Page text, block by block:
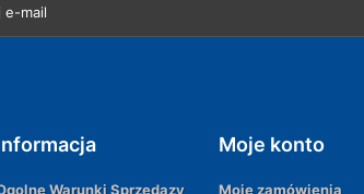
Warunki Sprzedazy
Moje konto
Moje zamówienia